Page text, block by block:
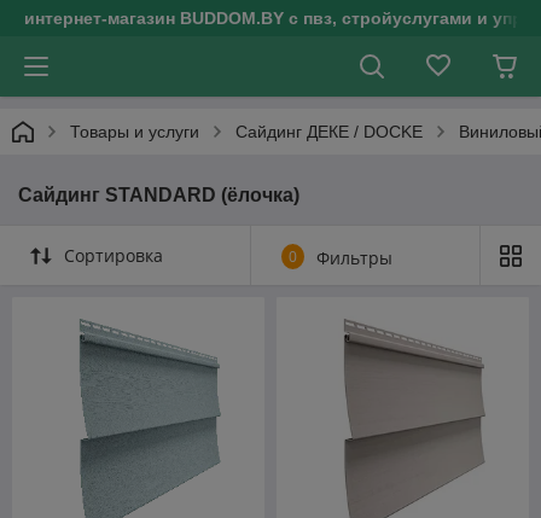
интернет-магазин BUDDOM.BY с пвз, стройуслугами и
Товары и услуги Сайдинг ДЕКЕ / DOCKE
Сайдинг STANDARD (ёлочка)
Сортировка 0 Фильтры